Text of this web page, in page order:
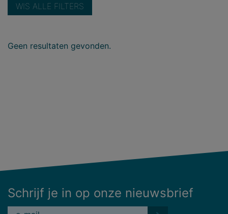
WIS ALLE FILTERS
Geen resultaten gevonden.
Schrijf je in op onze nieuwsbrief